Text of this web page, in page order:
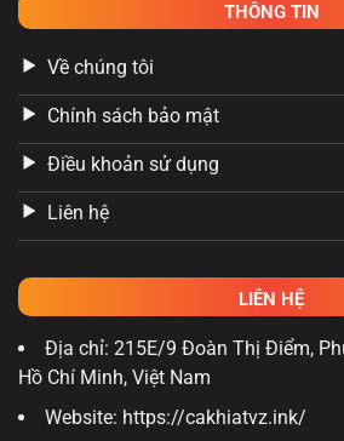
THÔNG TIN
Về chúng tôi
Chính sách bảo mật
Điều khoản sử dụng
Liên hệ
LIÊN HỆ
Địa chỉ: 215E/9 Đoàn Thị Điểm,
Hồ Chí Minh, Việt Nam
Website: https://cakhiatvz.ink/